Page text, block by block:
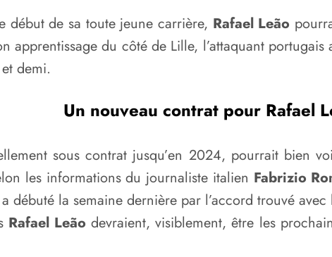
début de sa toute jeune carrière, Rafael Leão
apprentissage du côté de Lille, l’attaquant
demi.
Un nouveau contrat pour Rafael
sous contrat jusqu’en 2024, pourrait bien
les informations du journaliste italien Fabrizio
débuté la semaine dernière par l’accord trouvé
Rafael Leão devraient, visiblement, être les